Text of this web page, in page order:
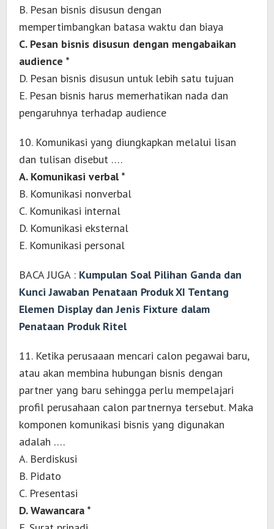
B. Pesan bisnis disusun dengan
mempertimbangkan batasa waktu dan biaya
C. Pesan bisnis disusun dengan mengabaikan
audience *
D. Pesan bisnis disusun untuk lebih satu tujuan
E. Pesan bisnis harus memerhatikan nada dan
pengaruhnya terhadap audience
10. Komunikasi yang diungkapkan melalui lisan
dan tulisan disebut ….
A. Komunikasi verbal *
B. Komunikasi nonverbal
C. Komunikasi internal
D. Komunikasi eksternal
E. Komunikasi personal
BACA JUGA : Kumpulan Soal Pilihan Ganda dan
Kunci Jawaban Penataan Produk XI Tentang
Elemen Display dan Jenis Fixture dalam
Penataan Produk Ritel
11. Ketika perusaaan mencari calon pegawai baru,
atau akan membina hubungan bisnis dengan
partner yang baru sehingga perlu mempelajari
profil perusahaan calon partnernya tersebut. Maka
komponen komunikasi bisnis yang digunakan
adalah ….
A. Berdiskusi
B. Pidato
C. Presentasi
D. Wawancara *